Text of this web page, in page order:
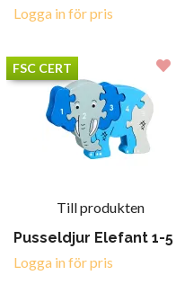
Logga in för pris
FSC CERT
Till produkten
Pusseldjur Elefant 1-5
Logga in för pris